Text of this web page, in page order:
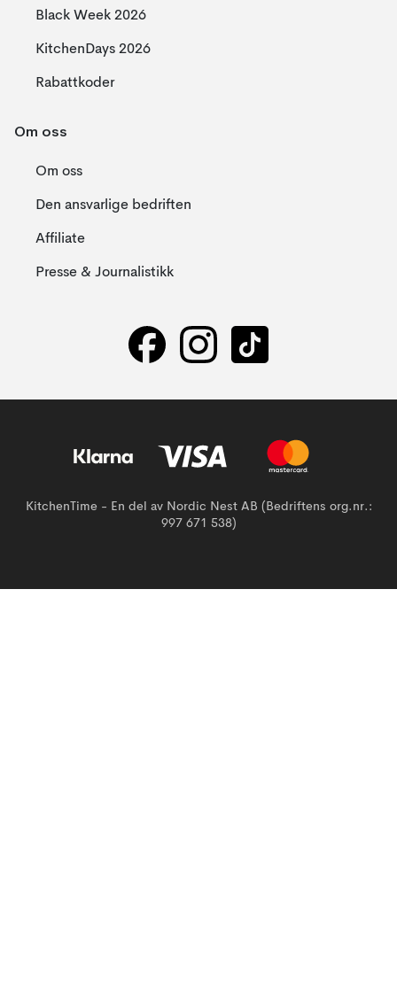
Black Week 2026
KitchenDays 2026
Rabattkoder
Om oss
Om oss
Den ansvarlige bedriften
Affiliate
Presse & Journalistikk
KitchenTime - En del av Nordic Nest AB (Bedriftens org.nr.:
997 671 538)